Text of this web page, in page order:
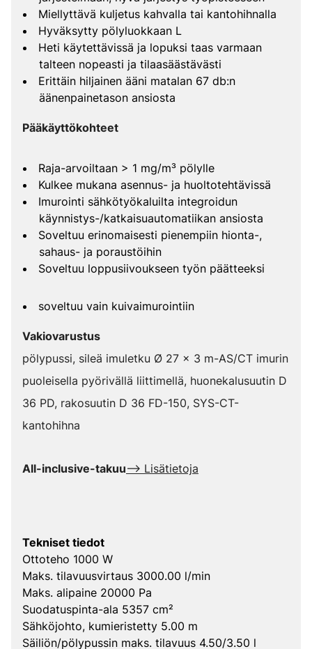
Miellyttävä kuljetus kahvalla tai kantohihnalla
Hyväksytty pölyluokkaan L
Heti käytettävissä ja lopuksi taas varmaan
talteen nopeasti ja tilaasäästävästi
Erittäin hiljainen ääni matalan 67 db:n
äänenpainetason ansiosta
Pääkäyttökohteet
Raja-arvoiltaan > 1 mg/m³ pölylle
Kulkee mukana asennus- ja huoltotehtävissä
Imurointi sähkötyökaluilta integroidun
käynnistys-/katkaisuautomatiikan ansiosta
Soveltuu erinomaisesti pienempiin hionta-,
sahaus- ja poraustöihin
Soveltuu loppusiivoukseen työn päätteeksi
soveltuu vain kuivaimurointiin
Vakiovarustus
pölypussi, sileä imuletku Ø 27 x 3 m-AS/CT imurin
puoleisella pyörivällä liittimellä, huonekalusuutin D
36 PD, rakosuutin D 36 FD-150, SYS-CT-
kantohihna
All-inclusive-takuu--> Lisätietoja
Tekniset tiedot
Ottoteho 1000 W
Maks. tilavuusvirtaus 3000.00 l/min
Maks. alipaine 20000 Pa
Suodatuspinta-ala 5357 cm²
Sähköjohto, kumieristetty 5.00 m
Säiliön/pölypussin maks. tilavuus 4.50/3.50 l